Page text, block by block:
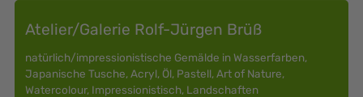
Atelier/Galerie Rolf-Jürgen Brüß
natürlich/impressionistische Gemälde in Wasserfarben,
Japanische Tusche, Acryl, Öl, Pastell, Art of Nature,
Watercolour, Impressionistisch, Landschaften